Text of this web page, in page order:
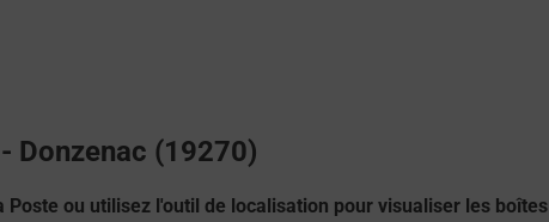
Donzenac (19270)
Poste ou utilisez l'outil de localisation pour visualiser les boîtes